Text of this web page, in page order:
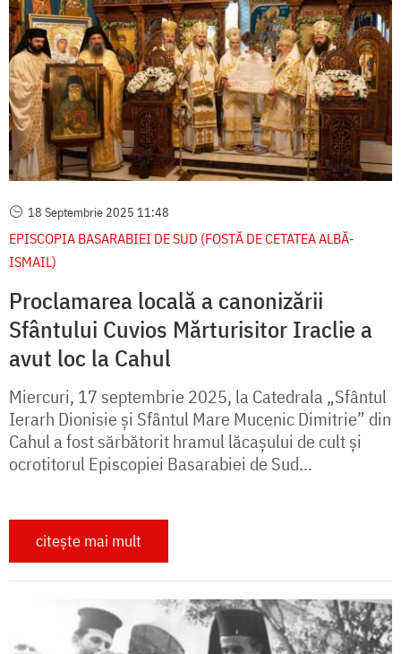
18 Septembrie 2025 11:48
EPISCOPIA BASARABIEI DE SUD (FOSTĂ DE CETATEA ALBĂ-
ISMAIL)
Proclamarea locală a canonizării
Sfântului Cuvios Mărturisitor Iraclie a
avut loc la Cahul
Miercuri, 17 septembrie 2025, la Catedrala „Sfântul
Ierarh Dionisie și Sfântul Mare Mucenic Dimitrie” din
Cahul a fost sărbătorit hramul lăcașului de cult și
ocrotitorul Episcopiei Basarabiei de Sud...
citește mai mult